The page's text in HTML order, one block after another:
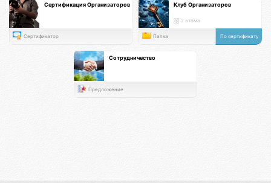
Сертификация Организаторов
Сертификатор
Клуб Организаторов
2 атома
Папка По сертификату
Сотрудничество
Предложение